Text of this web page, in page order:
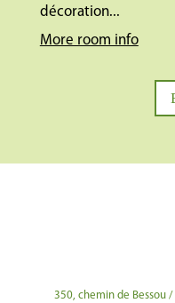
décoration...
More room info
350, chemin de Bessou